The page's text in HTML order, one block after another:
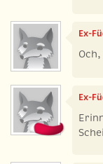
Ex-
Ex-